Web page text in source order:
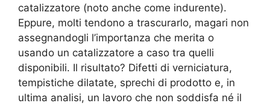
catalizzatore (noto anche come indurente).
Eppure, molti tendono a trascurarlo, magari non
assegnandogli l’importanza che merita o
usando un catalizzatore a caso tra quelli
disponibili. Il risultato? Difetti di verniciatura,
tempistiche dilatate, sprechi di prodotto e, in
ultima analisi, un lavoro che non soddisfa né il